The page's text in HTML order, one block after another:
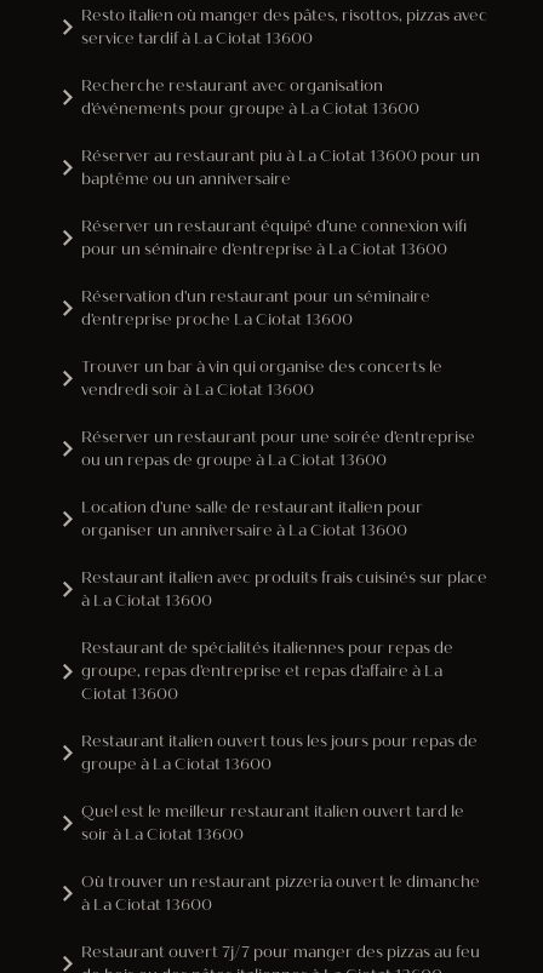
Resto italien où manger des pâtes, risottos, pizzas avec
service tardif à La Ciotat 13600
Recherche restaurant avec organisation
d'événements pour groupe à La Ciotat 13600
Réserver au restaurant piu à La Ciotat 13600 pour un
baptême ou un anniversaire
Réserver un restaurant équipé d'une connexion wifi
pour un séminaire d'entreprise à La Ciotat 13600
Réservation d'un restaurant pour un séminaire
d'entreprise proche La Ciotat 13600
Trouver un bar à vin qui organise des concerts le
vendredi soir à La Ciotat 13600
Réserver un restaurant pour une soirée d'entreprise
ou un repas de groupe à La Ciotat 13600
Location d'une salle de restaurant italien pour
organiser un anniversaire à La Ciotat 13600
Restaurant italien avec produits frais cuisinés sur place
à La Ciotat 13600
Restaurant de spécialités italiennes pour repas de
groupe, repas d'entreprise et repas d'affaire à La
Ciotat 13600
Restaurant italien ouvert tous les jours pour repas de
groupe à La Ciotat 13600
Quel est le meilleur restaurant italien ouvert tard le
soir à La Ciotat 13600
Où trouver un restaurant pizzeria ouvert le dimanche
à La Ciotat 13600
Restaurant ouvert 7j/7 pour manger des pizzas au feu